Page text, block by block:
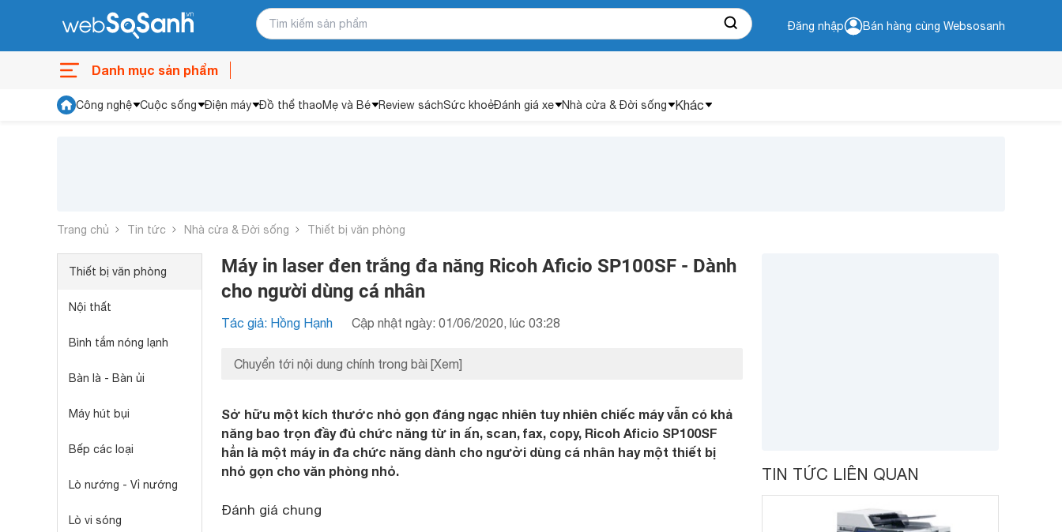
Đăng nhập Bán hàng cùng Websosanh
Danh mục sản phẩm
Công nghệ Cuộc sống Điện máy Đồ thể thaoMẹ và Bé Review sáchSức khoẻĐánh giá xe Nhà cửa & Đời sống Khác
Trang chủ Tin tức Nhà cửa & Đời sống Thiết bị văn phòng
Thiết bị văn phòng
Nội thất
Bình tắm nóng lạnh
Bàn là - Bàn ủi
Máy hút bụi
Bếp các loại
Lò nướng - Vỉ nướng
Lò vi sóng
Máy in laser đen trắng đa năng Ricoh Aficio SP100SF - Dành
cho người dùng cá nhân
Tác giả: Hồng Hạnh Cập nhật ngày: 01/06/2020, lúc 03:28
Chuyển tới nội dung chính trong bài [Xem]
Sở hữu một kích thước nhỏ gọn đáng ngạc nhiên tuy nhiên chiếc máy vẫn có khả
năng bao trọn đầy đủ chức năng từ in ấn, scan, fax, copy, Ricoh Aficio SP100SF
hẳn là một máy in đa chức năng dành cho người dùng cá nhân hay một thiết bị
nhỏ gọn cho văn phòng nhỏ.
Đánh giá chung
TIN TỨC LIÊN QUAN